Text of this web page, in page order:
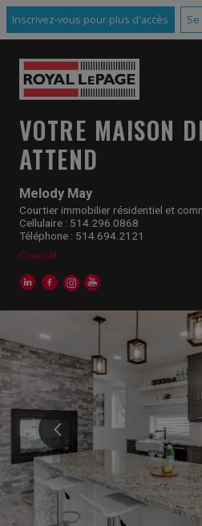
Inscrivez-vous pour plus d'accès
Melody May
Courtier immobilier résidentiel et
Cellulaire : 514.296.0868
Téléphone : 514.694.2121
Courriel
VOTRE MAISON
ATTEND